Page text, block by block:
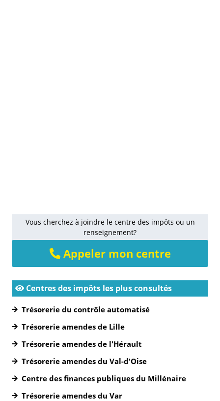
Vous cherchez à joindre le centre des impôts ou un
renseignement?
Appeler mon centre
Centres des impôts les plus consultés
Trésorerie du contrôle automatisé
Trésorerie amendes de Lille
Trésorerie amendes de l'Hérault
Trésorerie amendes du Val-d'Oise
Centre des finances publiques du Millénaire
Trésorerie amendes du Var